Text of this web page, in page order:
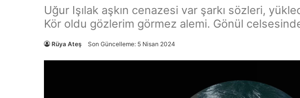
Uğur Işılak aşkın cenazesi var şarkı sözleri,
Kör oldu gözlerim görmez alemi. Gönül
Rüya Ateş Son Güncelleme: 5 Nisan 2024